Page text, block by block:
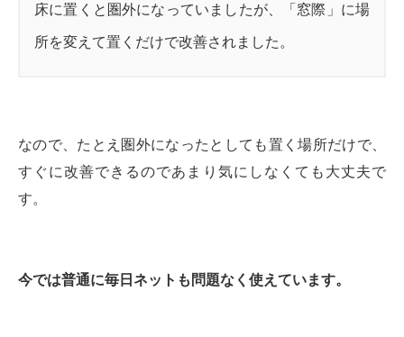
床に置くと圏外になっていましたが、「窓際」に場
所を変えて置くだけで改善されました。
なので、たとえ圏外になったとしても置く場所だけで、
すぐに改善できるのであまり気にしなくても大丈夫で
す。
今では普通に毎日ネットも問題なく使えています。